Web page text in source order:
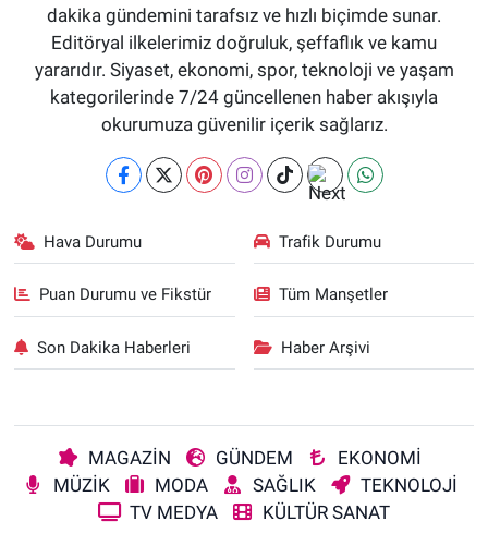
dakika gündemini tarafsız ve hızlı biçimde sunar.
Editöryal ilkelerimiz doğruluk, şeffaflık ve kamu
yararıdır. Siyaset, ekonomi, spor, teknoloji ve yaşam
kategorilerinde 7/24 güncellenen haber akışıyla
okurumuza güvenilir içerik sağlarız.
Hava Durumu Trafik Durumu
Puan Durumu ve Fikstür Tüm Manşetler
Son Dakika Haberleri Haber Arşivi
MAGAZİN GÜNDEM
EKONOMİ
MÜZİK
MODA SAĞLIK
TEKNOLOJİ
TV MEDYA
KÜLTÜR SANAT